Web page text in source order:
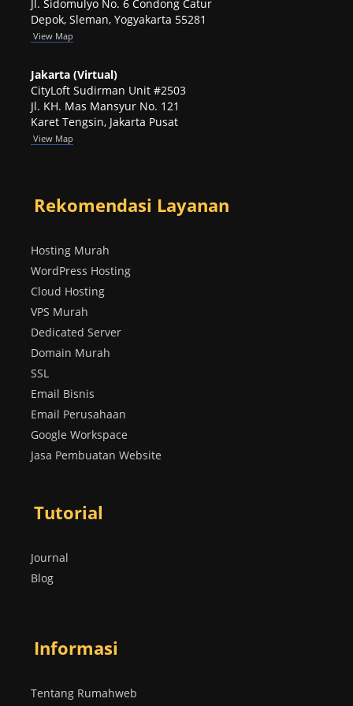
Jl. Sidomulyo No. 6 Condong Catur
Depok, Sleman, Yogyakarta 55281
View Map
Jakarta (Virtual)
CityLoft Sudirman Unit #2503
Jl. KH. Mas Mansyur No. 121
Karet Tengsin, Jakarta Pusat
View Map
Rekomendasi Layanan
Hosting Murah
WordPress Hosting
Cloud Hosting
VPS Murah
Dedicated Server
Domain Murah
SSL
Email Bisnis
Email Perusahaan
Google Workspace
Jasa Pembuatan Website
Tutorial
Journal
Blog
Informasi
Tentang Rumahweb